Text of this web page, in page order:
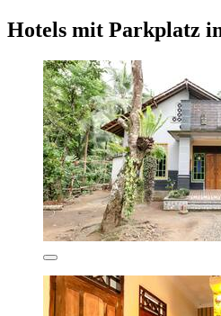
Hotels mit Parkplatz